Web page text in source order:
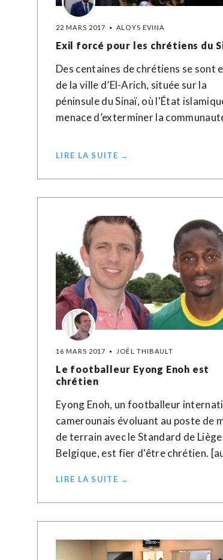
22 MARS 2017 ALOYS EVINA
Exil forcé pour les chrétiens du
Des centaines de chrétiens se sont
de la ville d’El-Arich, située sur la
péninsule du Sinaï, où l'État
menace d’exterminer la
LIRE LA SUITE →
16 MARS 2017 JOËL THIBAULT
Le footballeur Eyong Enoh est
chrétien
Eyong Enoh, un footballeur
camerounais évoluant au poste de
de terrain avec le Standard de Liège
Belgique, est fier d'être chrétien.
LIRE LA SUITE →